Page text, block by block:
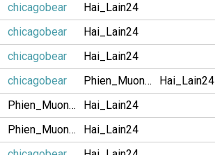
chicagobear
Hai_Lain24
chicagobear
Hai_Lain24
chicagobear
Hai_Lain24
chicagobear Phien_Muon04
Hai_Lain24
Phien_Muon04
Hai_Lain24
Phien_Muon04
Hai_Lain24